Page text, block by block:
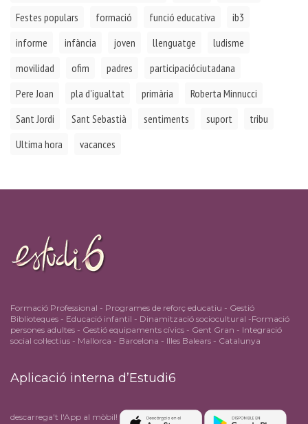
Festes populars
formació funció educativa
ib3
informe
infància joven llenguatge
ludisme
movilidad
ofim padres
participacióciutadana
Pere Joan
pla d'igualtat primària
Roberta Minnucci
Sant Jordi
Sant Sebastià sentiments suport
tribu
Ultima hora
vacances
Formació Professional - Programes de reforç educatiu - Gestió
Biblioteques - Educació infantil - Dinamització sociocultural -Formació
persones adultes - Gestió equipaments cívics - Gent Gran - Integració
social col·lectius - Mallorca - Barcelona - Illes Balears - Catalunya
Aplicació interna d’Estudi6
descarrega't l'App al mòbil!